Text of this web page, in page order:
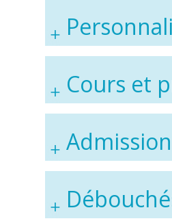
Cours et